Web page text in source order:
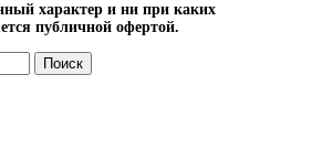
характер и ни при каких
публичной офертой.
Поиск